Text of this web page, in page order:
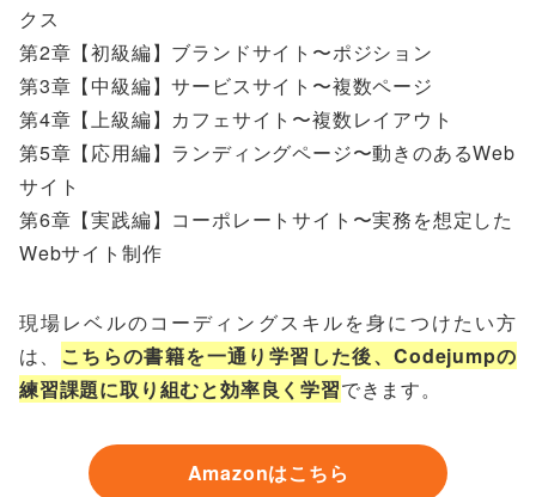
クス
第2章【初級編】ブランドサイト〜ポジション
第3章【中級編】サービスサイト〜複数ページ
第4章【上級編】カフェサイト〜複数レイアウト
第5章【応用編】ランディングページ〜動きのあるWeb
サイト
第6章【実践編】コーポレートサイト〜実務を想定した
Webサイト制作
現場レベルのコーディングスキルを身につけたい方
は、 こちらの書籍を一通り学習した後、Codejumpの
練習課題に取り組むと効率良く学習できます。
Amazonはこちら